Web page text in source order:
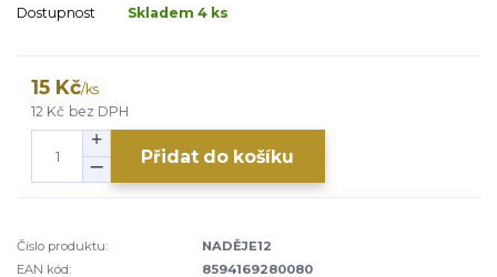
Dostupnost Skladem 4 ks
15 Kč/ks
12 Kč bez DPH
Přidat do košíku
Číslo produktu:
NADĚJE12
EAN kód:
8594169280080